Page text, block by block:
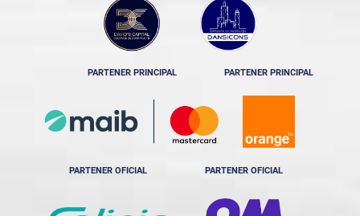
PARTENER PRINCIPAL PARTENER PRINCIPAL
PARTENER OFICIAL PARTENER OFICIAL